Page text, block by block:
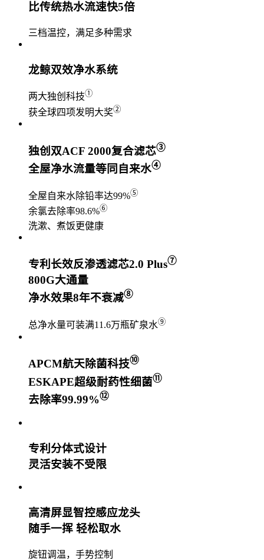
比传统热水流速快5倍
三档温控，满足多种需求
龙鲸双效净水系统
两大独创科技①
获全球四项发明大奖②
独创双ACF 2000复合滤芯③
全屋净水流量等同自来水④
全屋自来水除铅率达99%⑤
余氯去除率98.6%⑥
洗漱、煮饭更健康
专利长效反渗透滤芯2.0 Plus⑦
800G大通量
净水效果8年不衰减⑧
总净水量可装满11.6万瓶矿泉水⑨
APCM航天除菌科技⑩
ESKAPE超级耐药性细菌⑪
去除率99.99%⑫
专利分体式设计
灵活安装不受限
高清屏显智控感应龙头
随手一挥 轻松取水
旋钮调温，手势控制